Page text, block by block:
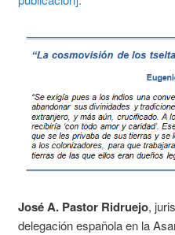
José A. Pastor Ridruejo,
delegación española en la